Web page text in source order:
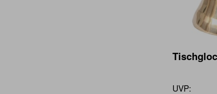
UVP: